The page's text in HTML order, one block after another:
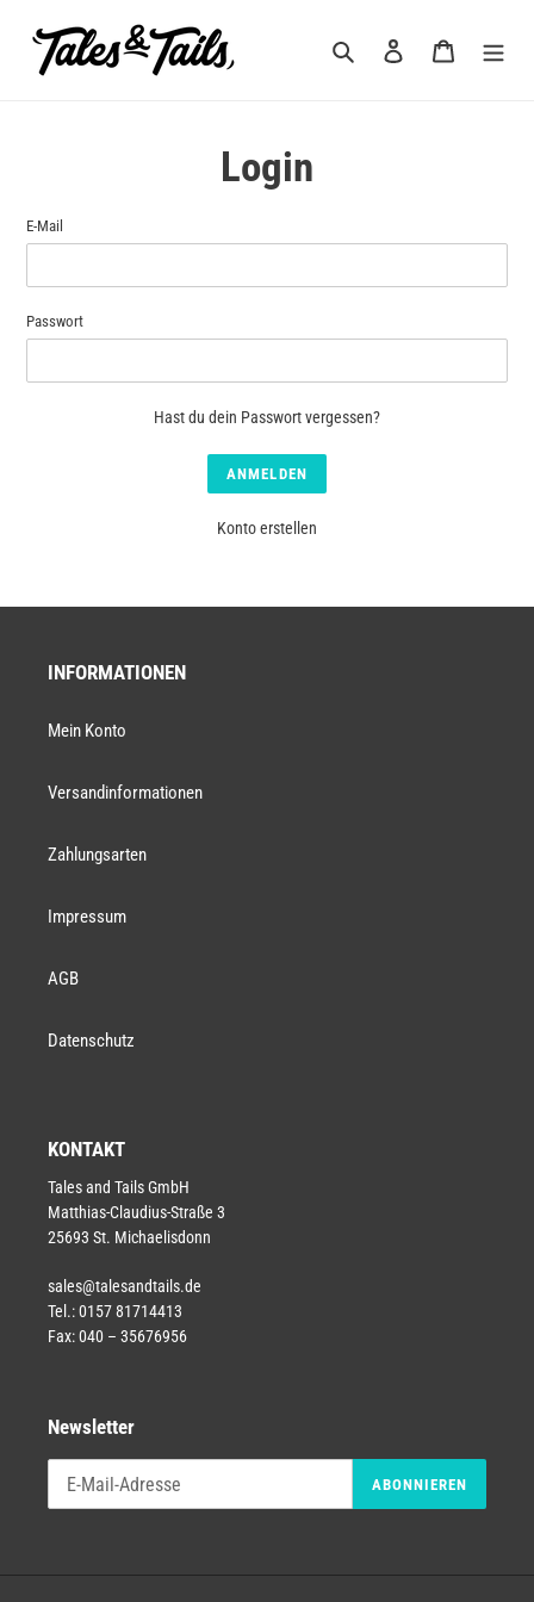
Suchen Einloggen Warenkorb
Login
E-Mail
Passwort
Hast du dein Passwort vergessen?
Konto erstellen
INFORMATIONEN
Mein Konto
Versandinformationen
Zahlungsarten
Impressum
AGB
Datenschutz
KONTAKT
Tales and Tails GmbH
Matthias-Claudius-Straße 3
25693 St. Michaelisdonn
sales@talesandtails.de
Tel.: 0157 81714413
Fax: 040 – 35676956
Newsletter
ABONNIEREN